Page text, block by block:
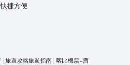
捷方便
| 旅遊攻略旅遊指南 | 喀比機票+酒